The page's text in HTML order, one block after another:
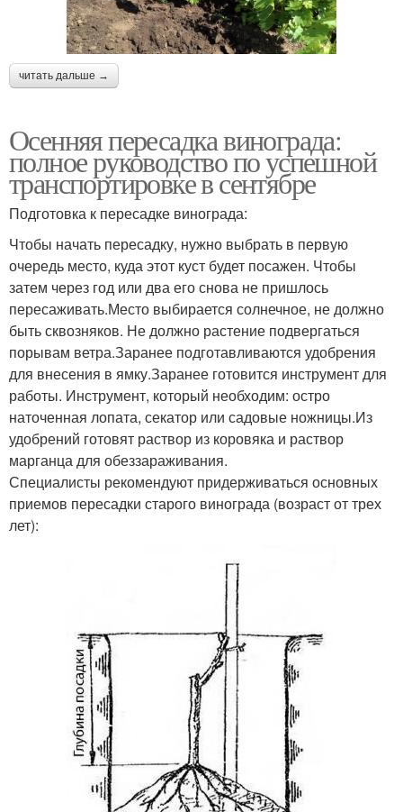
читать дальше →
Осенняя пересадка винограда:
полное руководство по успешной
транспортировке в сентябре
Подготовка к пересадке винограда:
Чтобы начать пересадку, нужно выбрать в первую
очередь место, куда этот куст будет посажен. Чтобы
затем через год или два его снова не пришлось
пересаживать.Место выбирается солнечное, не должно
быть сквозняков. Не должно растение подвергаться
порывам ветра.Заранее подготавливаются удобрения
для внесения в ямку.Заранее готовится инструмент для
работы. Инструмент, который необходим: остро
наточенная лопата, секатор или садовые ножницы.Из
удобрений готовят раствор из коровяка и раствор
марганца для обеззараживания.
Специалисты рекомендуют придерживаться основных
приемов пересадки старого винограда (возраст от трех
лет):